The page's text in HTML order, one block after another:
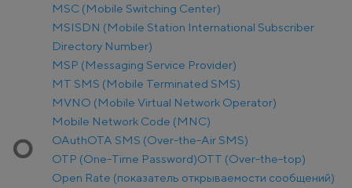
MSC (Mobile Switching Center)
MSISDN (Mobile Station International Subscriber
Directory Number)
MSP (Messaging Service Provider)
MT SMS (Mobile Terminated SMS)
MVNO (Mobile Virtual Network Operator)
Mobile Network Code (MNC)
O OAuthOTA SMS (Over-the-Air SMS)
OTP (One-Time Password)OTT (Over-the-top)
Open Rate (показатель открываемости сообщений)